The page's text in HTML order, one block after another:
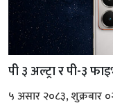
पी ३ अल्ट्रा र पी-३
५ असार २०८३, शुक्रबार